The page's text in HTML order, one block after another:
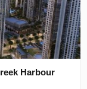
Harbour